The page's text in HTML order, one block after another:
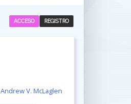
REGISTRO
ACCESO
Andrew V. McLaglen